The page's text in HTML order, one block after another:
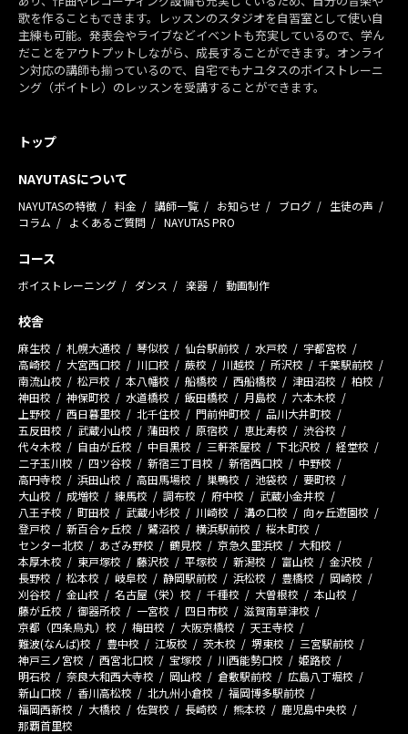
歌を作ることもできます。レッスンのスタジオを自習室として使い自
主練も可能。発表会やライブなどイベントも充実しているので、学ん
だことをアウトプットしながら、成長することができます。オンライ
ン対応の講師も揃っているので、自宅でもナユタスのボイストレーニ
ング（ボイトレ）のレッスンを受講することができます。
トップ
NAYUTASについて
NAYUTASの特徴 料金 講師一覧 お知らせ ブログ
生徒の声
コラム
よくあるご質問 NAYUTAS PRO
コース
ボイストレーニング ダンス 楽器 動画制作
校舎
麻生校 札幌大通校 琴似校 仙台駅前校 水戸校
宇都宮校
高崎校
大宮西口校 川口校 蕨校 川越校 所沢校
千葉駅前校
南流山校
松戸校 本八幡校 船橋校 西船橋校 津田沼校
柏校
神田校
神保町校 水道橋校 飯田橋校 月島校
六本木校
上野校
西日暮里校 北千住校 門前仲町校
品川大井町校
五反田校
武蔵小山校 蒲田校 原宿校 恵比寿校
渋谷校
代々木校
自由が丘校 中目黒校 三軒茶屋校 下北沢校
経堂校
二子玉川校
四ツ谷校 新宿三丁目校 新宿西口校
中野校
高円寺校
浜田山校 高田馬場校 巣鴨校 池袋校
要町校
大山校
成増校 練馬校 調布校 府中校
武蔵小金井校
八王子校
町田校 武蔵小杉校 川崎校 溝の口校
向ヶ丘遊園校
登戸校
新百合ヶ丘校 鷺沼校 横浜駅前校
桜木町校
センター北校
あざみ野校 鶴見校 京急久里浜校
大和校
本厚木校
東戸塚校 藤沢校 平塚校 新潟校 富山校
金沢校
長野校
松本校 岐阜校 静岡駅前校 浜松校 豊橋校
岡崎校
刈谷校
金山校 名古屋（栄）校 千種校 大曽根校
本山校
藤が丘校
御器所校 一宮校 四日市校
滋賀南草津校
京都（四条烏丸）校
梅田校 大阪京橋校
天王寺校
難波(なんば)校
豊中校 江坂校 茨木校 堺東校
三宮駅前校
神戸三ノ宮校
西宮北口校 宝塚校 川西能勢口校
姫路校
明石校
奈良大和西大寺校 岡山校 倉敷駅前校
広島八丁堀校
新山口校
香川高松校 北九州小倉校
福岡博多駅前校
福岡西新校
大橋校 佐賀校 長崎校 熊本校
鹿児島中央校
那覇首里校